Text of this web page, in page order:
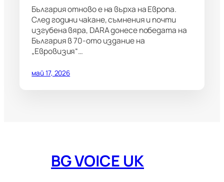
България отново е на върха на Европа.
След години чакане, съмнения и почти
изгубена вяра, DARA донесе победата на
България в 70-ото издание на
„Евровизия“…
май 17, 2026
BG VOICE UK